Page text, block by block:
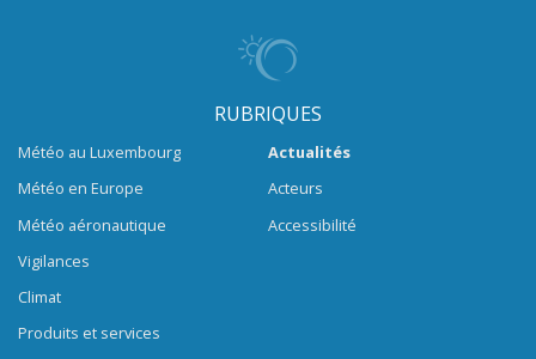
RUBRIQUES
Météo au Luxembourg
Météo en Europe
Météo aéronautique
Vigilances
Climat
Produits et services
Actualités
Acteurs
Accessibilité